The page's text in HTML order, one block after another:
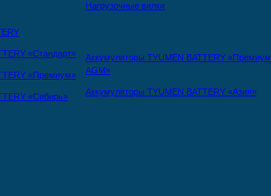
Нагрузочные вилки
«Стандарт»
«Премиум»
«Сибирь»
Аккумуляторы TYUMEN BATTERY «Премиум
AGM»
Аккумуляторы TYUMEN BATTERY «Азия»